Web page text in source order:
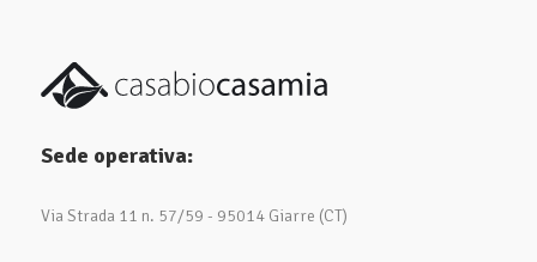
Sede operativa:
Via Strada 11 n. 57/59 - 95014 Giarre (CT)